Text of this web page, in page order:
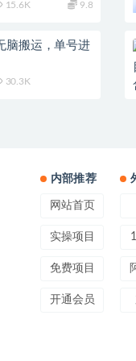
15.6K 9.8
脑搬运，单号进
30.3K
内部推荐
网站首页
实操项目
免费项目
开通会员